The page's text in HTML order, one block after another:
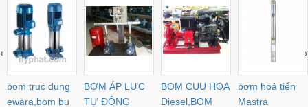
bom truc dung
ewara,bom bu
BƠM ÁP LỰC
TỰ ĐỘNG
BOM CUU HOA
Diesel,BOM
bơm hoả tiển
Mastra
‹ ›